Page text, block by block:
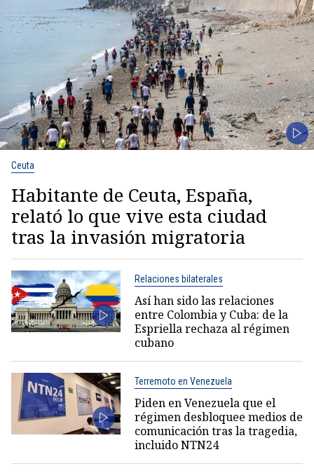
Ceuta
Habitante de Ceuta, España,
relató lo que vive esta ciudad
tras la invasión migratoria
Relaciones bilaterales
Así han sido las relaciones
entre Colombia y Cuba: de la
Espriella rechaza al régimen
cubano
Terremoto en Venezuela
Piden en Venezuela que el
régimen desbloquee medios de
comunicación tras la tragedia,
incluido NTN24